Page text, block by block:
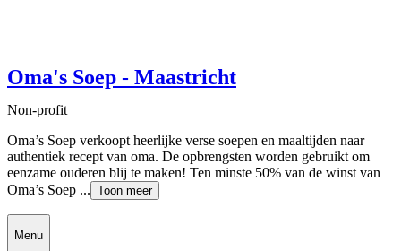
Oma's Soep - Maastricht
Non-profit
Oma’s Soep verkoopt heerlijke verse soepen en maaltijden naar
authentiek recept van oma. De opbrengsten worden gebruikt om
eenzame ouderen blij te maken! Ten minste 50% van de winst van
Oma’s Soep ... Toon meer
Menu